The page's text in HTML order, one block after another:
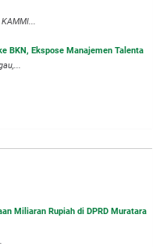
BKN, Ekspose Manajemen Talenta
Miliaran Rupiah di DPRD Muratara